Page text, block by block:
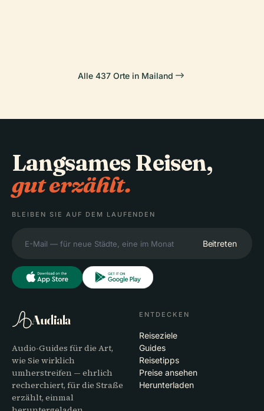
Alle 437 Orte in Mailand
Langsames Reisen,
gut erzählt.
BLEIBEN SIE AUF DEM LAUFENDEN
Beitreten
Audiala
Audio-Guides für die Art,
wie Sie wirklich
umherstreifen — ehrlich
recherchiert, für die Straße
erzählt, einmal
ENTDECKEN
Reiseziele
Guides
Reisetipps
Preise ansehen
Herunterladen